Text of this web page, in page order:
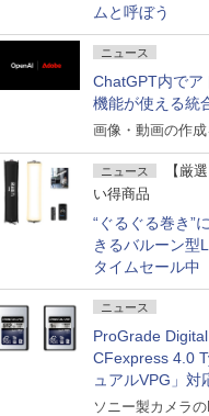
ムと呼ぼう
ニュース
ChatGPT内でア
機能が使える統
画像・動画の作
ニュース
【厳
い得商品
“ぐるぐる巻き”
きるバルーン型
タイムセール中
ニュース
ProGrade Digital
CFexpress 4.0
ュアルVPG」対
ソニー製カメラ